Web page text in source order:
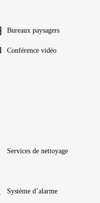
Bureaux paysagers
Conférence vidéo
Services de nettoyage
Système d’alarme